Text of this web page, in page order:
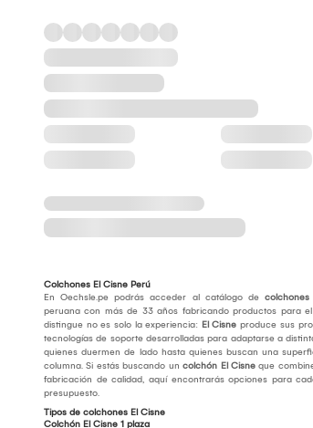
Colchones El Cisne Perú
En Oechsle.pe podrás acceder al catálogo de
peruana con más de 33 años fabricando productos para
distingue no es solo la experiencia: El Cisne produce sus
tecnologías de soporte desarrolladas para adaptarse a
quienes duermen de lado hasta quienes buscan una
columna. Si estás buscando un colchón El Cisne que
fabricación de calidad, aquí encontrarás opciones para
presupuesto.
Tipos de colchones El Cisne
Colchón El Cisne 1 plaza